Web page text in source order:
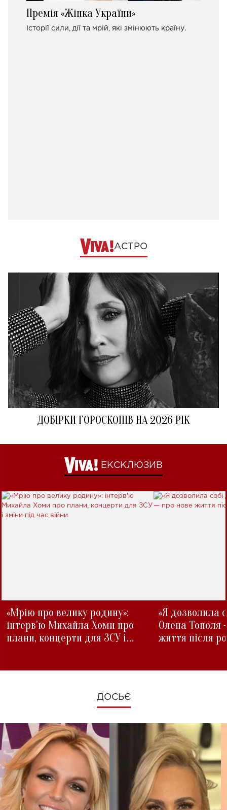
Премія «Жінка України»
Історії сили, дії та мрій, які змінюють країну.
АСТРО
ДОБІРКИ ГОРОСКОПІВ НА 2026 РІК
ЕКСКЛЮЗИВ
«Мрію про велику родину»:
інтерв'ю Михайла Хоми про
плани, концерти для ЗСУ і
«Я дозволила
Олена Тополя
життя після
ДОСЬЄ